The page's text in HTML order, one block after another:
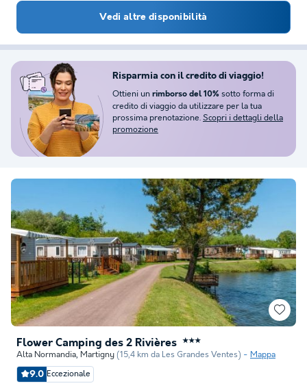
Vedi altre disponibilità
Flower Camping des 2 Rivières ★★★
Alta Normandia, Martigny (15,4 km da Les Grandes Ventes) Mappa
9.0 Eccezionale
Risparmia con il credito di viaggio!
Ottieni un rimborso del 10% sotto forma di
credito di viaggio da utilizzare per la tua
prossima prenotazione. Scopri i dettagli della
promozione